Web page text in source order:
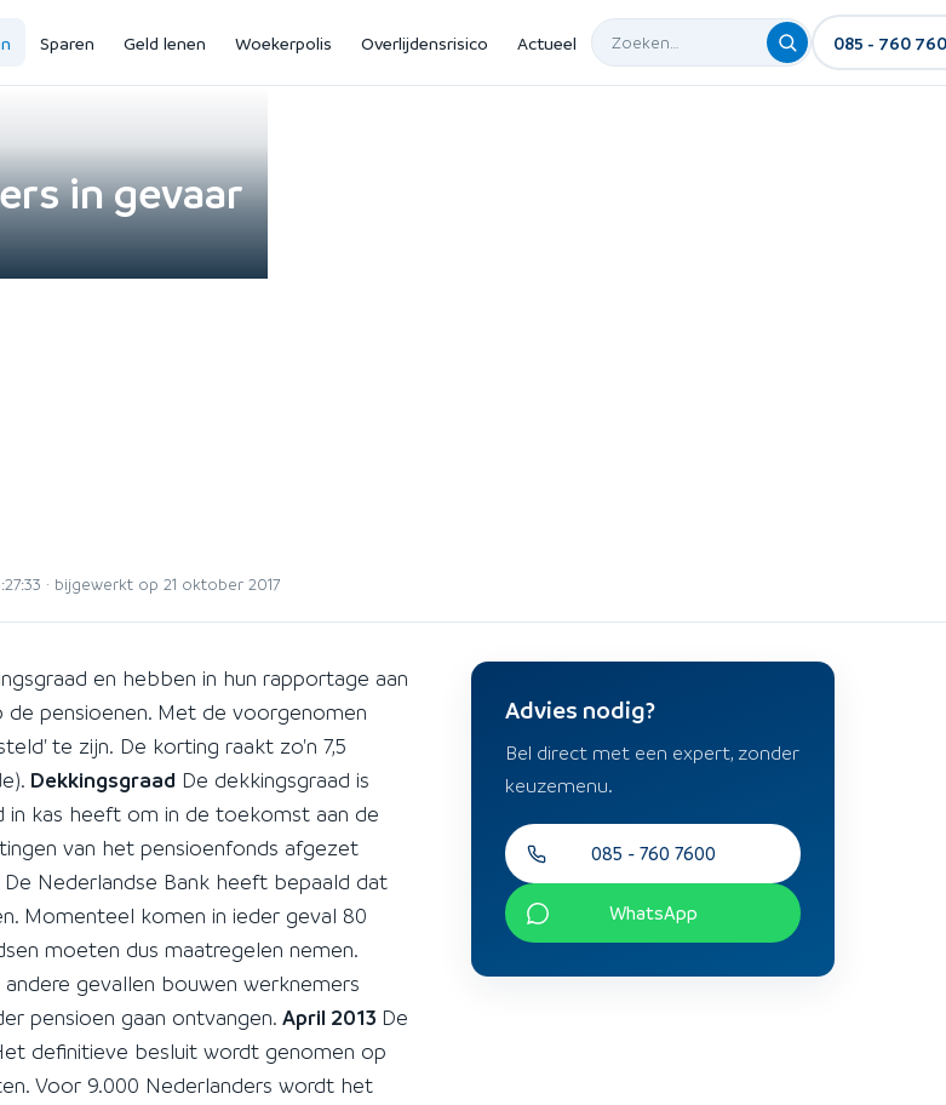
Sparen Geld lenen Woekerpolis Overlijdensrisico Actueel 085 - 760
in gevaar
· bijgewerkt op 21 oktober 2017
en hebben in hun rapportage aan
pensioenen. Met de voorgenomen
te zijn. De korting raakt zo'n 7,5
Dekkingsgraad De dekkingsgraad is
kas heeft om in de toekomst aan de
van het pensioenfonds afgezet
Nederlandse Bank heeft bepaald dat
Momenteel komen in ieder geval 80
moeten dus maatregelen nemen.
gevallen bouwen werknemers
pensioen gaan ontvangen. April 2013 De
definitieve besluit wordt genomen op
Voor 9.000 Nederlanders wordt het
Advies nodig?
Bel direct met een expert, zonder
keuzemenu.
085 - 760 7600
WhatsApp